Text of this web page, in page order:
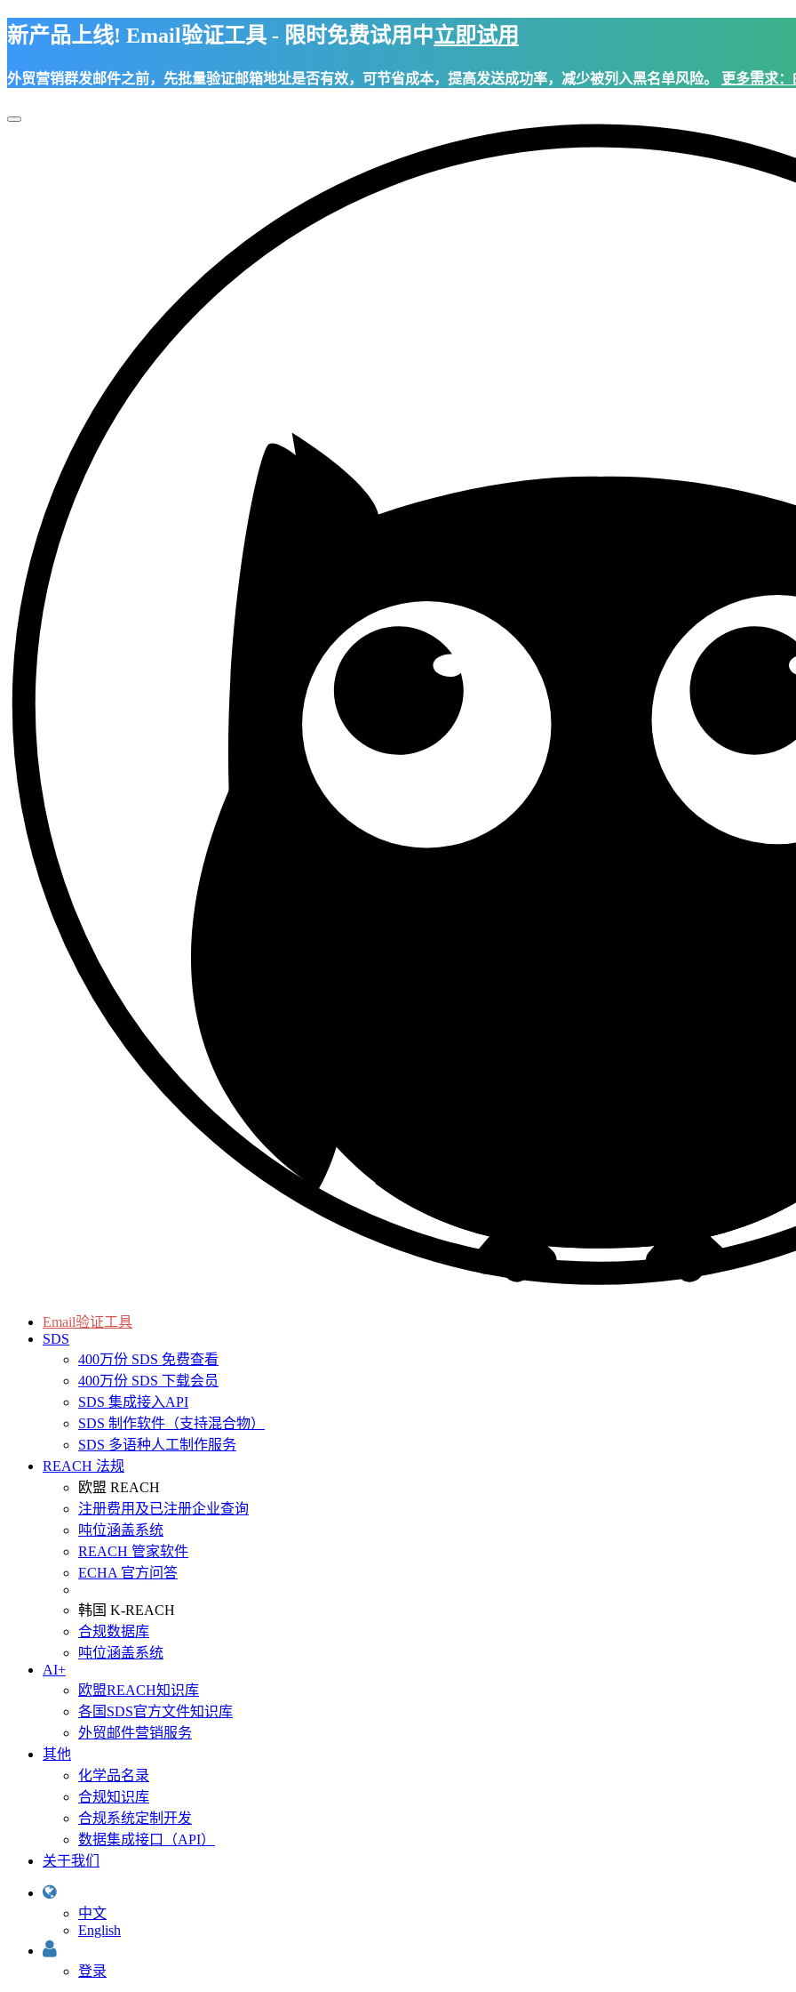
新产品上线! Email验证工具 - 限时免费试用中立即试用
外贸营销群发邮件之前，先批量验证邮箱地址是否有效，可节省成本，提高发送成功率，减少被列入黑名单风险。 更多需求
Toggle
Email验证工具
SDS
400万份 SDS 免费查看
400万份 SDS 下载会员
SDS 集成接入API
SDS 制作软件（支持混合物）
SDS 多语种人工制作服务
REACH 法规
欧盟 REACH
注册费用及已注册企业查询
吨位涵盖系统
REACH 管家软件
ECHA 官方问答
韩国 K-REACH
合规数据库
吨位涵盖系统
AI+
欧盟REACH知识库
各国SDS官方文件知识库
外贸邮件营销服务
其他
化学品名录
合规知识库
合规系统定制开发
数据集成接口（API）
关于我们
中文
English
登录